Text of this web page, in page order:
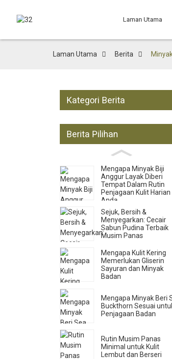
Laman Utama
Laman Utama Berita
Kategori Berita
Berita Pilihan
Mengapa Minyak Biji
Anggur Layak Diberi
Tempat Dalam Rutin
Penjagaan Kulit Harian
Anda
Sejuk, Bersih &
Menyegarkan: Cecair
Sabun Pudina Terbaik
Musim Panas
Mengapa Kulit Kering
Memerlukan Gliserin
Sayuran dan Minyak
Badan
Mengapa Minyak Beri
Buckthorn Sesuai
Penjagaan Badan
Rutin Musim Panas
Minimal untuk Kulit
Lembut dan Berseri